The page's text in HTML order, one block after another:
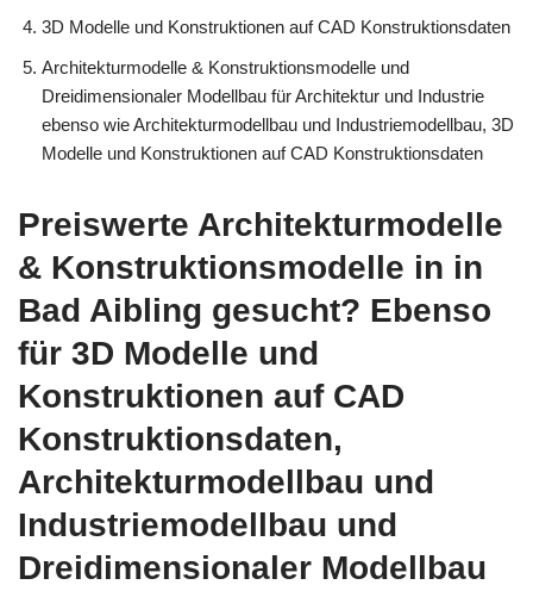
3D Modelle und Konstruktionen auf CAD Konstruktionsdaten
Architekturmodelle & Konstruktionsmodelle und
Dreidimensionaler Modellbau für Architektur und Industrie
ebenso wie Architekturmodellbau und Industriemodellbau, 3D
Modelle und Konstruktionen auf CAD Konstruktionsdaten
Preiswerte Architekturmodelle
& Konstruktionsmodelle in in
Bad Aibling gesucht? Ebenso
für 3D Modelle und
Konstruktionen auf CAD
Konstruktionsdaten,
Architekturmodellbau und
Industriemodellbau und
Dreidimensionaler Modellbau